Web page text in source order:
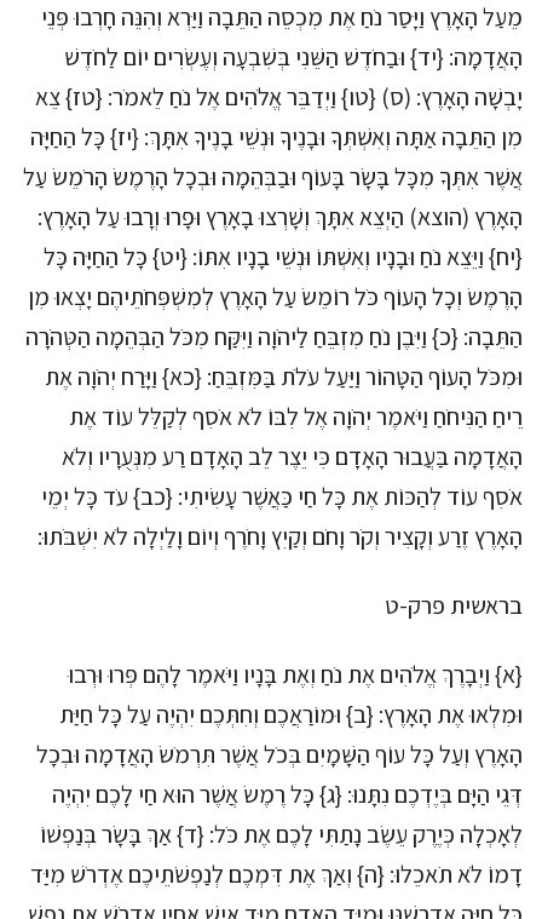
מֵעַל הָאָרֶץ וַיָּסַר נֹחַ אֶת מִכְסֵה הַתֵּבָה וַיַּרְא וְהִנֵּה חָרְבוּ פְּנֵי
הָאֲדָמָה: {יד} וּבַחֹדֶשׁ הַשֵּׁנִי בְּשִׁבְעָה וְעֶשְׂרִים יוֹם לַחֹדֶשׁ
יָבְשָׁה הָאָרֶץ: (ס) {טו} וַיְדַבֵּר אֱלֹהִים אֶל נֹחַ לֵאמֹר: {טז} צֵא
מִן הַתֵּבָה אַתָּה וְאִשְׁתְּךָ וּבָנֶיךָ וּנְשֵׁי בָנֶיךָ אִתָּךְ: {יז} כָּל הַחַיָּה
אֲשֶׁר אִתְּךָ מִכָּל בָּשָׂר בָּעוֹף וּבַבְּהֵמָה וּבְכָל הָרֶמֶשׂ הָרֹמֵשׂ עַל
הָאָרֶץ (הוצא) הַיְצֵא אִתָּךְ וְשָׁרְצוּ בָאָרֶץ וּפָרוּ וְרָבוּ עַל הָאָרֶץ:
{יח} וַיֵּצֵא נֹחַ וּבָנָיו וְאִשְׁתּוֹ וּנְשֵׁי בָנָיו אִתּוֹ: {יט} כָּל הַחַיָּה כָּל
הָרֶמֶשׂ וְכָל הָעוֹף כֹּל רוֹמֵשׂ עַל הָאָרֶץ לְמִשְׁפְּחֹתֵיהֶם יָצְאוּ מִן
הַתֵּבָה: {כ} וַיִּבֶן נֹחַ מִזְבֵּחַ לַיהֹוָה וַיִּקַּח מִכֹּל הַבְּהֵמָה הַטְּהֹרָה
וּמִכֹּל הָעוֹף הַטָּהוֹר וַיַּעַל עֹלֹת בַּמִּזְבֵּחַ: {כא} וַיָּרַח יְהֹוָה אֶת
רֵיחַ הַנִּיחֹחַ וַיֹּאמֶר יְהֹוָה אֶל לִבּוֹ לֹא אֹסִף לְקַלֵּל עוֹד אֶת
הָאֲדָמָה בַּעֲבוּר הָאָדָם כִּי יֵצֶר לֵב הָאָדָם רַע מִנְּעֻרָיו וְלֹא
אֹסִף עוֹד לְהַכּוֹת אֶת כָּל חַי כַּאֲשֶׁר עָשִׂיתִי: {כב} עֹד כָּל יְמֵי
הָאָרֶץ זֶרַע וְקָצִיר וְקֹר וָחֹם וְקַיִץ וָחֹרֶף וְיוֹם וָלַיְלָה לֹא יִשְׁבֹּתוּ:
בראשית פרק-ט
{א} וַיְבָרֶךְ אֱלֹהִים אֶת נֹחַ וְאֶת בָּנָיו וַיֹּאמֶר לָהֶם פְּרוּ וּרְבוּ
וּמִלְאוּ אֶת הָאָרֶץ: {ב} וּמוֹרַאֲכֶם וְחִתְּכֶם יִהְיֶה עַל כָּל חַיַּת
הָאָרֶץ וְעַל כָּל עוֹף הַשָּׁמָיִם בְּכֹל אֲשֶׁר תִּרְמֹשׂ הָאֲדָמָה וּבְכָל
דְּגֵי הַיָּם בְּיֶדְכֶם נִתָּנוּ: {ג} כָּל רֶמֶשׂ אֲשֶׁר הוּא חַי לָכֶם יִהְיֶה
לְאָכְלָה כְּיֶרֶק עֵשֶׂב נָתַתִּי לָכֶם אֶת כֹּל: {ד} אַךְ בָּשָׂר בְּנַפְשׁוֹ
דָמוֹ לֹא תֹאכֵלוּ: {ה} וְאַךְ אֶת דִּמְכֶם לְנַפְשֹׁתֵיכֶם אֶדְרֹשׁ מִיַּד